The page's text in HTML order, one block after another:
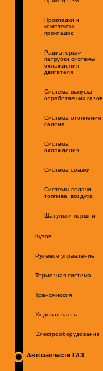
Прокладки и
комплекты
прокладок
Радиаторы и
патрубки системы
охлаждения
двигателя
Система выпуска
отработавших газов
Система отопления
салона
Система
охлаждения
Система смазки
Системы подачи:
топлива, воздуха
Шатуны и поршни
Кузов
Рулевое управление
Тормозная система
Трансмиссия
Ходовая часть
Электрооборудование
Автозапчасти ГАЗ